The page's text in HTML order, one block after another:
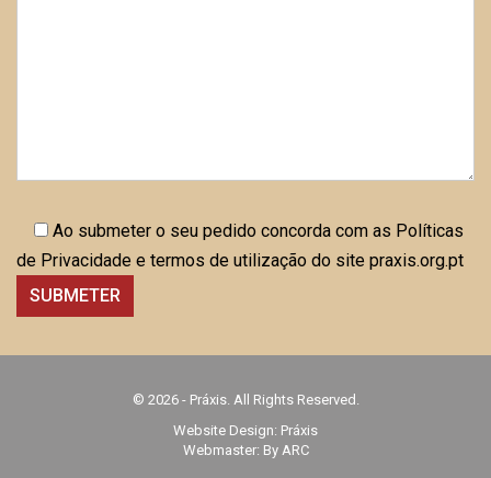
Ao submeter o seu pedido concorda com as Políticas
de Privacidade e termos de utilização do site praxis.org.pt
© 2026 - Práxis. All Rights Reserved.
Website Design: Práxis
Webmaster: By ARC